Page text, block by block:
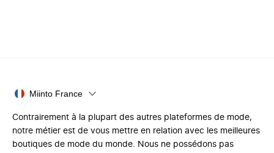
Miinto France
Contrairement à la plupart des autres plateformes de mode,
notre métier est de vous mettre en relation avec les meilleures
boutiques de mode du monde. Nous ne possédons pas